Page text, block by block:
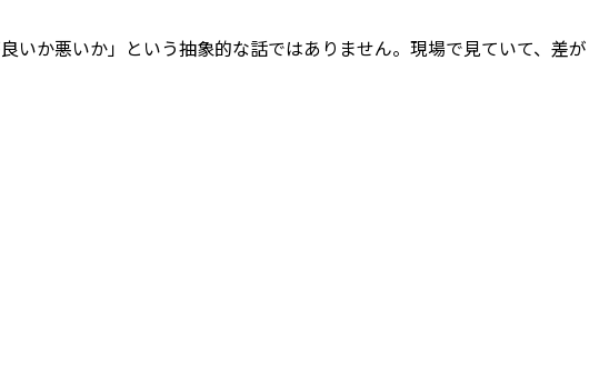
いか悪いか」という抽象的な話ではありません。現場で見ていて、差が